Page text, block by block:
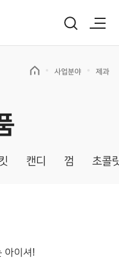
사업분야 제과
캔디 껌 초콜
아이셔!